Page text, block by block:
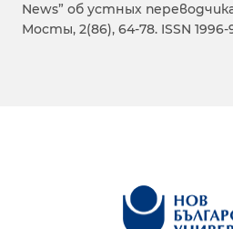
News” об устных
Мосты, 2(86), 64-78. ISSN 1996-